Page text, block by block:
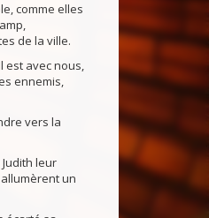
comme elles
de la ville.
est avec nous,
ennemis,
vers la
leur
un